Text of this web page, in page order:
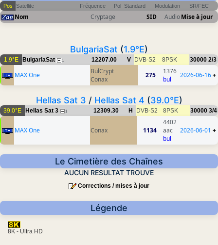
Pos Satellite Fréquence Pol Standard Modulation SR/FEC
Nom Cryptage SID AudioMise à jour
BulgariaSat (1.9°E)
1.9°E BulgariaSat 1 12207.00 V DVB-S2 8PSK 30000 2/3
MAX One
BulCrypt
Conax
275
1376
bul
2026-06-16+
Hellas Sat 3 / Hellas Sat 4 (39.0°E)
39.0°E Hellas Sat 3 1 12309.30 H DVB-S2 8PSK 30000 3/4
MAX One Conax 1134
4402
aac
bul
2026-06-01 +
Le Cimetière des Chaînes
AUCUN RESULTAT TROUVE
Corrections / mises à jour
Légende
8K - Ultra HD